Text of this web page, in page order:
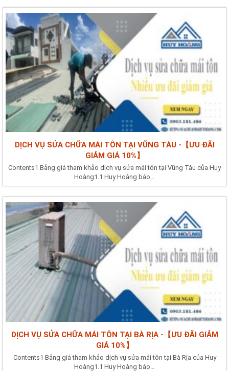
DỊCH VỤ SỬA CHỮA MÁI TÔN TẠI VŨNG TÀU -【ƯU ĐÃI
GIẢM GIÁ 10%】
Contents1 Bảng giá tham khảo dịch vụ sửa mái tôn tại Vũng Tàu của Huy
Hoàng1.1 Huy Hoàng báo...
DỊCH VỤ SỬA CHỮA MÁI TÔN TẠI BÀ RỊA -【ƯU ĐÃI GIẢM
GIÁ 10%】
Contents1 Bảng giá tham khảo dịch vụ sửa mái tôn tại Bà Rịa của Huy
Hoàng1.1 Huy Hoàng báo...